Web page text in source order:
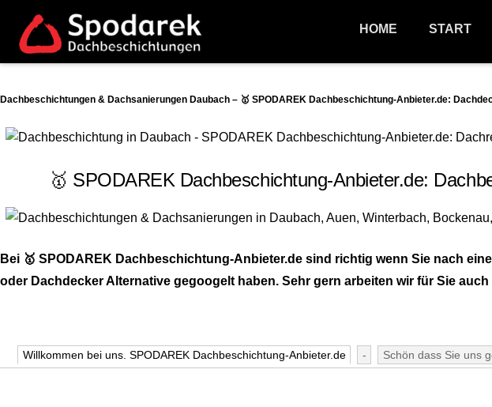
HOME START
Dachbeschichtungen & Dachsanierungen Daubach – 🥇 SPODAREK Dachbeschichtung-Anbieter.de:
🥇 SPODAREK Dachbeschichtung-Anbieter.de:
Bei 🥇 SPODAREK Dachbeschichtung-Anbieter.de sind richtig wenn Sie nach
oder Dachdecker Alternative gegoogelt haben. Sehr gern arbeiten wir für Sie auch
Willkommen bei uns. SPODAREK Dachbeschichtung-Anbieter.de - Schön dass Sie uns